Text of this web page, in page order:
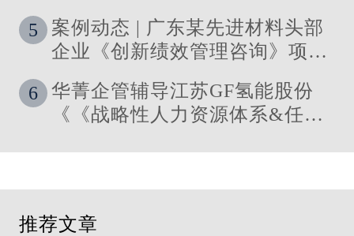
与资源优化》 管理咨询项目圆满
落地
5
案例动态 | 广东某先进材料头部
企业《创新绩效管理咨询》项目
6
华菁企管辅导江苏GF氢能股份
《《战略性人力资源体系&任职
推荐文章